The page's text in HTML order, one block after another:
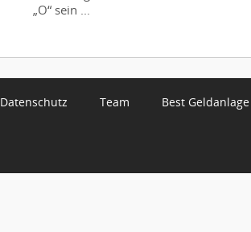
„O“ sein ...
Datenschutz Team Best Geldanlage